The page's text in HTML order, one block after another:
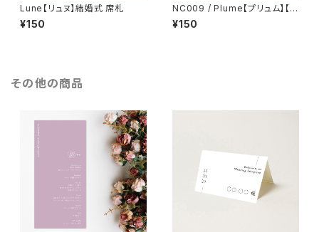
Lune【リュヌ】結婚式 席札
¥150
NC009 / Plume【プリュム】【サ
ンプル】結婚式 席札
¥150
その他の商品